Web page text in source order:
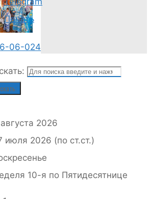
06-024
7
06-024
9
Печать
2026
июля 2026 (по ст.ст.)
10-я по Пятидесятнице